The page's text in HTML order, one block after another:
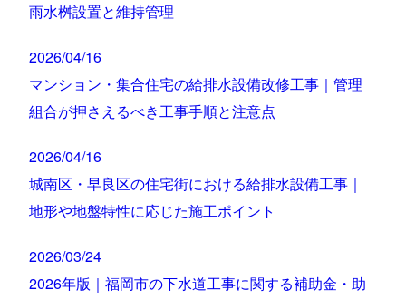
雨水桝設置と維持管理
2026/04/16
マンション・集合住宅の給排水設備改修工事｜管理
組合が押さえるべき工事手順と注意点
2026/04/16
城南区・早良区の住宅街における給排水設備工事｜
地形や地盤特性に応じた施工ポイント
2026/03/24
2026年版｜福岡市の下水道工事に関する補助金・助